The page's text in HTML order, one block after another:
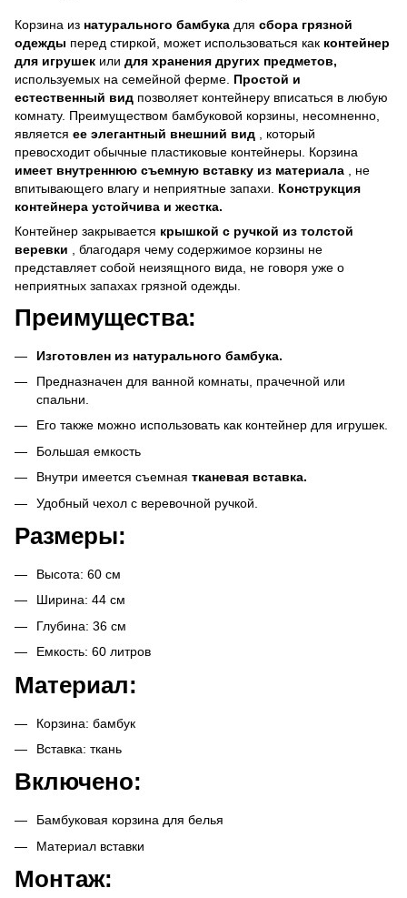
Корзина из натурального бамбука для сбора грязной
одежды перед стиркой, может использоваться как контейнер
для игрушек или для хранения других предметов,
используемых на семейной ферме. Простой и
естественный вид позволяет контейнеру вписаться в любую
комнату. Преимуществом бамбуковой корзины, несомненно,
является ее элегантный внешний вид , который
превосходит обычные пластиковые контейнеры. Корзина
имеет внутреннюю съемную вставку из материала , не
впитывающего влагу и неприятные запахи. Конструкция
контейнера устойчива и жестка.
Контейнер закрывается крышкой с ручкой из толстой
веревки , благодаря чему содержимое корзины не
представляет собой неизящного вида, не говоря уже о
неприятных запахах грязной одежды.
Преимущества:
Изготовлен из натурального бамбука.
Предназначен для ванной комнаты, прачечной или
спальни.
Его также можно использовать как контейнер для игрушек.
Большая емкость
Внутри имеется съемная тканевая вставка.
Удобный чехол с веревочной ручкой.
Размеры:
Высота: 60 ​​см
Ширина: 44 см
Глубина: 36 см
Емкость: 60 литров
Материал:
Корзина: бамбук
Вставка: ткань
Включено:
Бамбуковая корзина для белья
Материал вставки
Монтаж: